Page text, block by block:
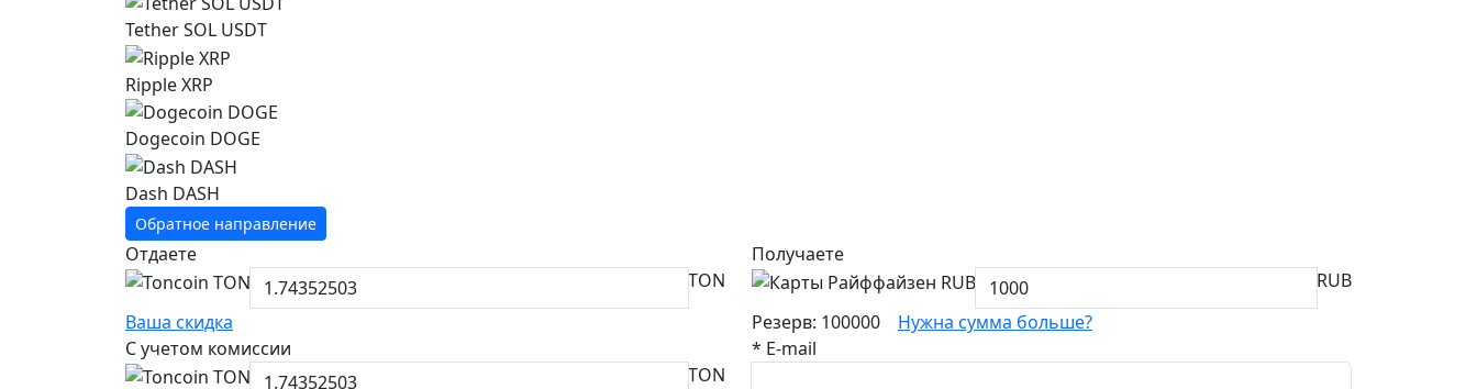
Tether SOL USDT
Ripple XRP
Dogecoin DOGE
Dash DASH
Обратное направление
Отдаете
TON
Ваша скидка
С учетом комиссии
TON
Получаете
RUB
Резерв: 100000
Нужна сумма больше?
* E-mail